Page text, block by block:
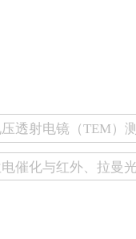
压透射电镜（TEM）
催化与红外、拉曼